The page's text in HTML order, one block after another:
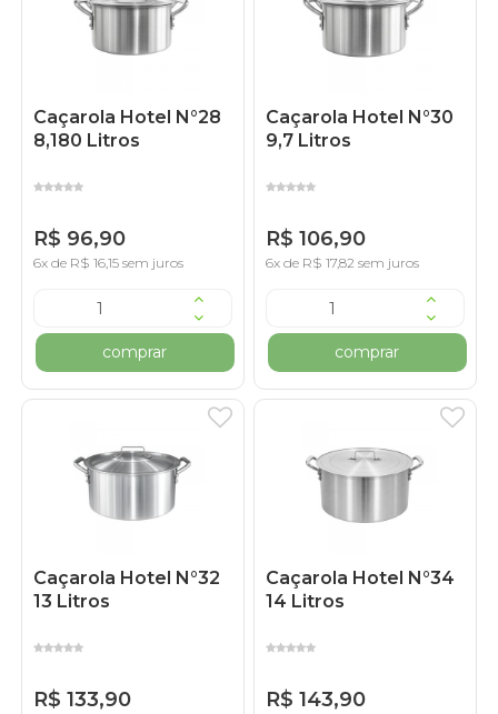
Caçarola Hotel N°28
8,180 Litros
R$ 96,90
6x de R$ 16,15 sem juros
comprar
Caçarola Hotel N°30
9,7 Litros
R$ 106,90
6x de R$ 17,82 sem juros
comprar
Caçarola Hotel N°32
13 Litros
R$ 133,90
Caçarola Hotel N°34
14 Litros
R$ 143,90